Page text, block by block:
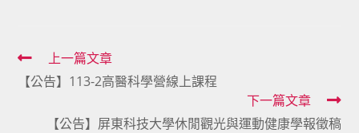
Read
more
articles
上一篇文章
【公告】113-2高醫科學營線上課程
下一篇文章
【公告】屏東科技大學休閒觀光與運動健康學報徵稿